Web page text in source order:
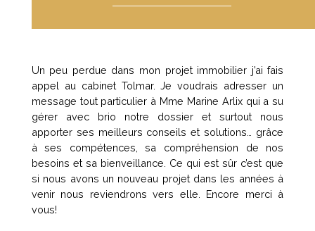
Un peu perdue dans mon projet immobilier j’ai fais
appel au cabinet Tolmar. Je voudrais adresser un
message tout particulier à Mme Marine Arlix qui a su
gérer avec brio notre dossier et surtout nous
apporter ses meilleurs conseils et solutions… grâce
à ses compétences, sa compréhension de nos
besoins et sa bienveillance. Ce qui est sûr c’est que
si nous avons un nouveau projet dans les années à
venir nous reviendrons vers elle. Encore merci à
vous!